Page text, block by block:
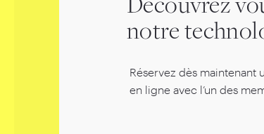
Découvrez
notre
Réservez dès maintenant
en ligne avec l’un des